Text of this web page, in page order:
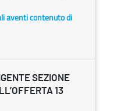
aventi contenuto di
SEZIONE
13